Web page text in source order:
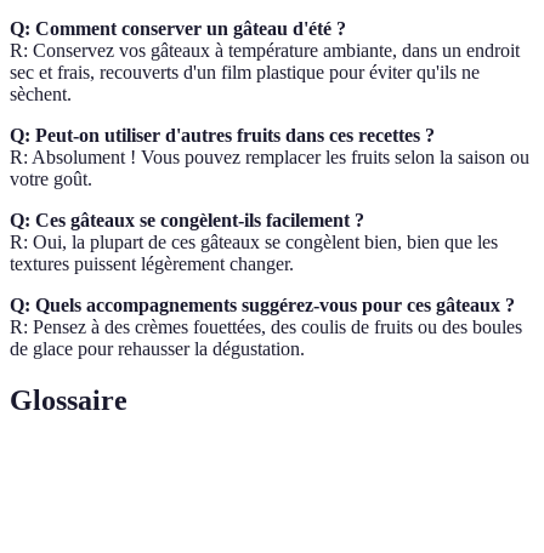
Q: Comment conserver un gâteau d'été ?
R: Conservez vos gâteaux à température ambiante, dans un endroit
sec et frais, recouverts d'un film plastique pour éviter qu'ils ne
sèchent.
Q: Peut-on utiliser d'autres fruits dans ces recettes ?
R: Absolument ! Vous pouvez remplacer les fruits selon la saison ou
votre goût.
Q: Ces gâteaux se congèlent-ils facilement ?
R: Oui, la plupart de ces gâteaux se congèlent bien, bien que les
textures puissent légèrement changer.
Q: Quels accompagnements suggérez-vous pour ces gâteaux ?
R: Pensez à des crèmes fouettées, des coulis de fruits ou des boules
de glace pour rehausser la dégustation.
Glossaire